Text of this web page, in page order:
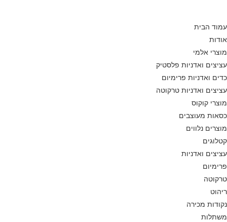
content
עמוד הבית
אודות
מוצרי אלמי
עציצים ואדניות פלסטיק
כדים ואדניות פרימיום
עציצים ואדניות טרקוטה
מוצרי קוקוס
כסאות מעוצבים
מוצרים נלווים
קטלוגים
עציצים ואדניות
פרימיום
טרקוטה
ריהוט
נקודות מכירה
משתלות